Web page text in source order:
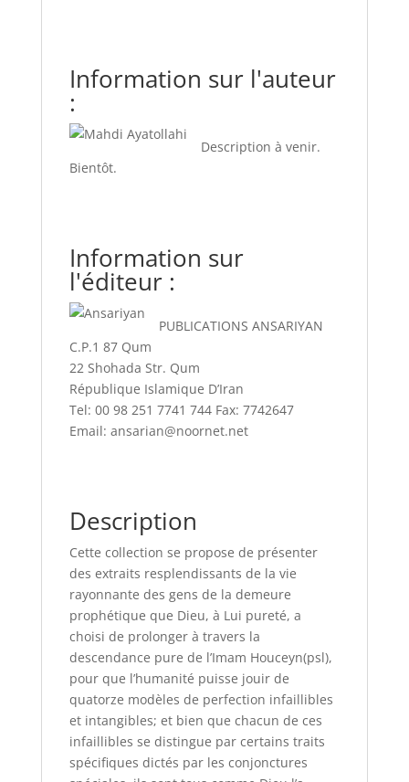
Information sur l'auteur
:
Description à venir.
Bientôt.
Information sur
l'éditeur :
PUBLICATIONS ANSARIYAN
C.P.1 87 Qum
22 Shohada Str. Qum
République Islamique D’Iran
Tel: 00 98 251 7741 744 Fax: 7742647
Email: ansarian@noornet.net
Description
Cette collection se propose de présenter
des extraits resplendissants de la vie
rayonnante des gens de la demeure
prophétique que Dieu, à Lui pureté, a
choisi de prolonger à travers la
descendance pure de l’Imam Houceyn(psl),
pour que l’humanité puisse jouir de
quatorze modèles de perfection infaillibles
et intangibles; et bien que chacun de ces
infaillibles se distingue par certains traits
spécifiques dictés par les conjonctures